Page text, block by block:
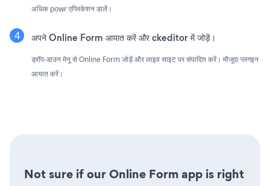
अधिक powr एप्लिकेशन डालें।
अपने Online Form आयात करें और ckeditor में जोड़ें।
ड्रॉप-डाउन मेनू से Online Form जोड़ें और लाइव साइट पर संपादित करें। मौजूदा प्लगइन
आयात करें।
Not sure if our Online Form app is right